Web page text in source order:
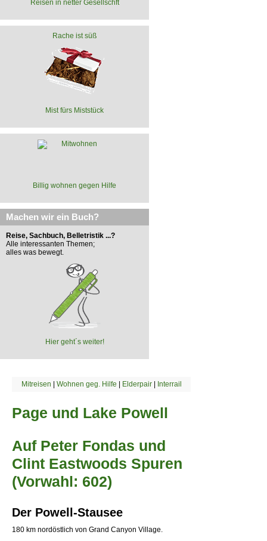
Reisen in netter Gesellschft
Rache ist süß
Mist fürs Miststück
Billig wohnen gegen Hilfe
Machen wir ein Buch?
Reise, Sachbuch, Belletristik ...?
Alle interessanten Themen;
alles was bewegt.
Hier geht´s weiter!
Mitreisen | Wohnen geg. Hilfe | Elderpair| Interrail
Page und Lake Powell
Auf Peter Fondas und
Clint Eastwoods Spuren
(Vorwahl: 602)
Der Powell-Stausee
180 km nordöstlich von Grand Canyon Village.